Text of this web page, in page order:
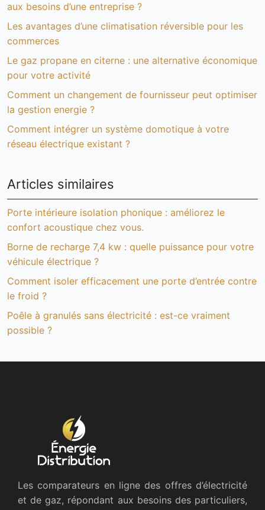
aux besoins d’une entreprise ?
Les avantages d’une climatisation réversible pour les
commerces
Le gaz propane en citerne : une alternative économique
pour votre activité
Comment un changement de fournisseur peut optimiser
la gestion energie ?
Comment intégrer un système domotique à votre
réseau électrique existant ?
Articles similaires
Porte intérieure isolation phonique : améliorez le
confort acoustique chez vous.
Borne de recharge 7,4 kw : quelle puissance pour votre
véhicule électrique ?
Comment isoler efficacement une porte d’entrée contre
le froid ?
Poêle à granulés sans électricité : est-ce vraiment
possible ?
Les comparateurs en ligne des offres d’électricité
et de gaz, répondant aux besoins des particuliers,